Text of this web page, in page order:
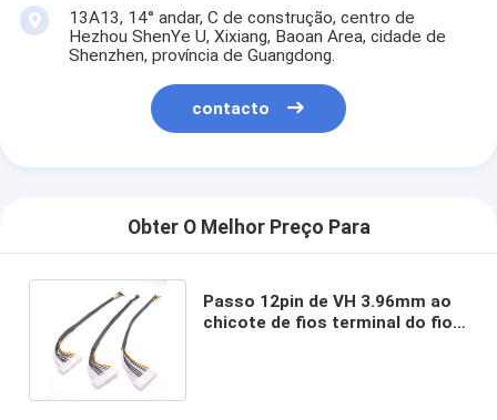
13A13, 14° andar, C de construção, centro de
Hezhou ShenYe U, Xixiang, Baoan Area, cidade de
Shenzhen, província de Guangdong.
contacto
Obter O Melhor Preço Para
Passo 12pin de VH 3.96mm ao
chicote de fios terminal do fio